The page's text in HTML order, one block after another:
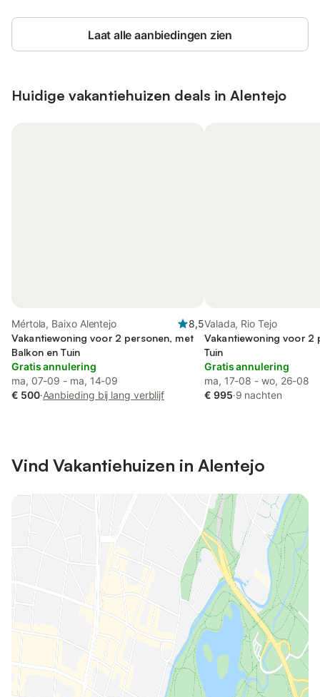
Laat alle aanbiedingen zien
Huidige vakantiehuizen deals in Alentejo
Mértola, Baixo Alentejo
8,5
Vakantiewoning voor 2 personen, met
Balkon en Tuin
Gratis annulering
ma, 07-09 - ma, 14-09
€ 500·Aanbieding bij lang verblijf
Valada, Rio Tejo
Vakantiewoning voor 2
Tuin
Gratis annulering
ma, 17-08 - wo, 26-08
€ 995·9 nachten
Vind Vakantiehuizen in Alentejo